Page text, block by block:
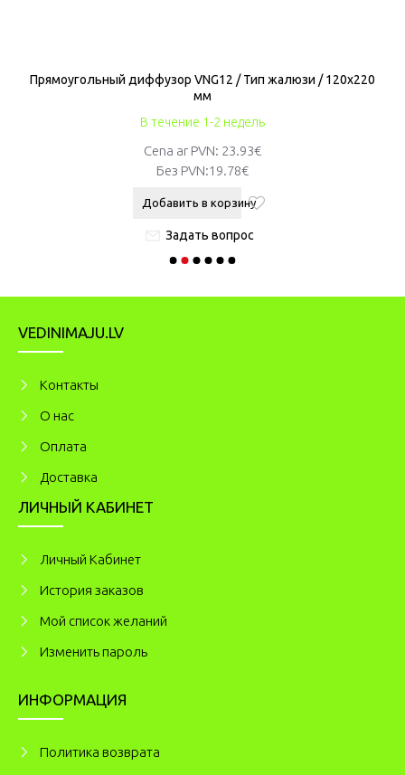
В течение 1-2 недель
Прямоугольный диффузор VNG12 / Тип жалюзи / 120x220
мм
Cena ar PVN: 23.93€
Без PVN:19.78€
Добавить в корзину
Задать вопрос
VEDINIMAJU.LV
Kонтакты
О нас
Оплата
Доставка
ЛИЧНЫЙ КАБИНЕТ
Личный Кабинет
История заказов
Мой список желаний
Изменить пароль
ИНФОРМАЦИЯ
Политика возврата